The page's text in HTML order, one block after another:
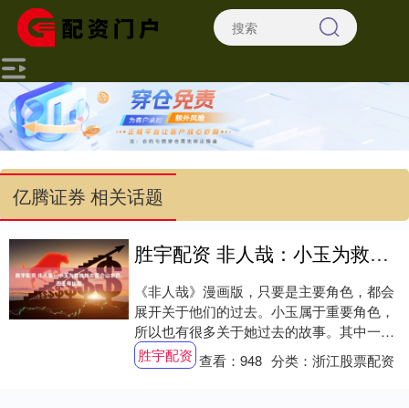
亿腾证券 相关话题
胜宇配资 非人哉：小玉为救妹妹去昆仑山求药，西王母出现
《非人哉》漫画版，只要是主要角色，都会
展开关于他们的过去。小玉属于重要角色，
所以也有很多关于她过去的故事。其中一个
故事，是小玉还没有变成人形，大概是在三
千多年前....
胜宇配资 查看：948 分类：浙江股票配资